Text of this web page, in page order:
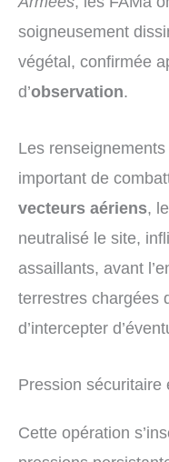
soigneusement
végétal, confirmée
d’observation.
Les
important de
vecteurs aériens,
neutralisé le site,
assaillants, avant
terrestres chargées
d’intercepter
Pression sécuritaire
Cette opération